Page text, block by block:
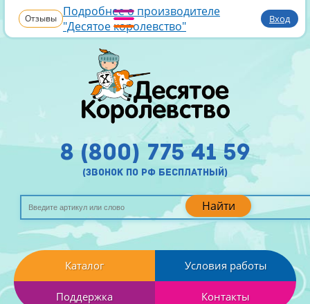
Отзывы Подробнее о производителе
"Десятое королевство"
Вход
Найти
8 (800) 775 41 59
(звонок по рф бесплатный)
Каталог Условия работы
Поддержка Контакты